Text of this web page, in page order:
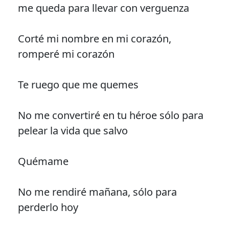
me queda para llevar con verguenza
Corté mi nombre en mi corazón,
romperé mi corazón
Te ruego que me quemes
No me convertiré en tu héroe sólo para
pelear la vida que salvo
Quémame
No me rendiré mañana, sólo para
perderlo hoy